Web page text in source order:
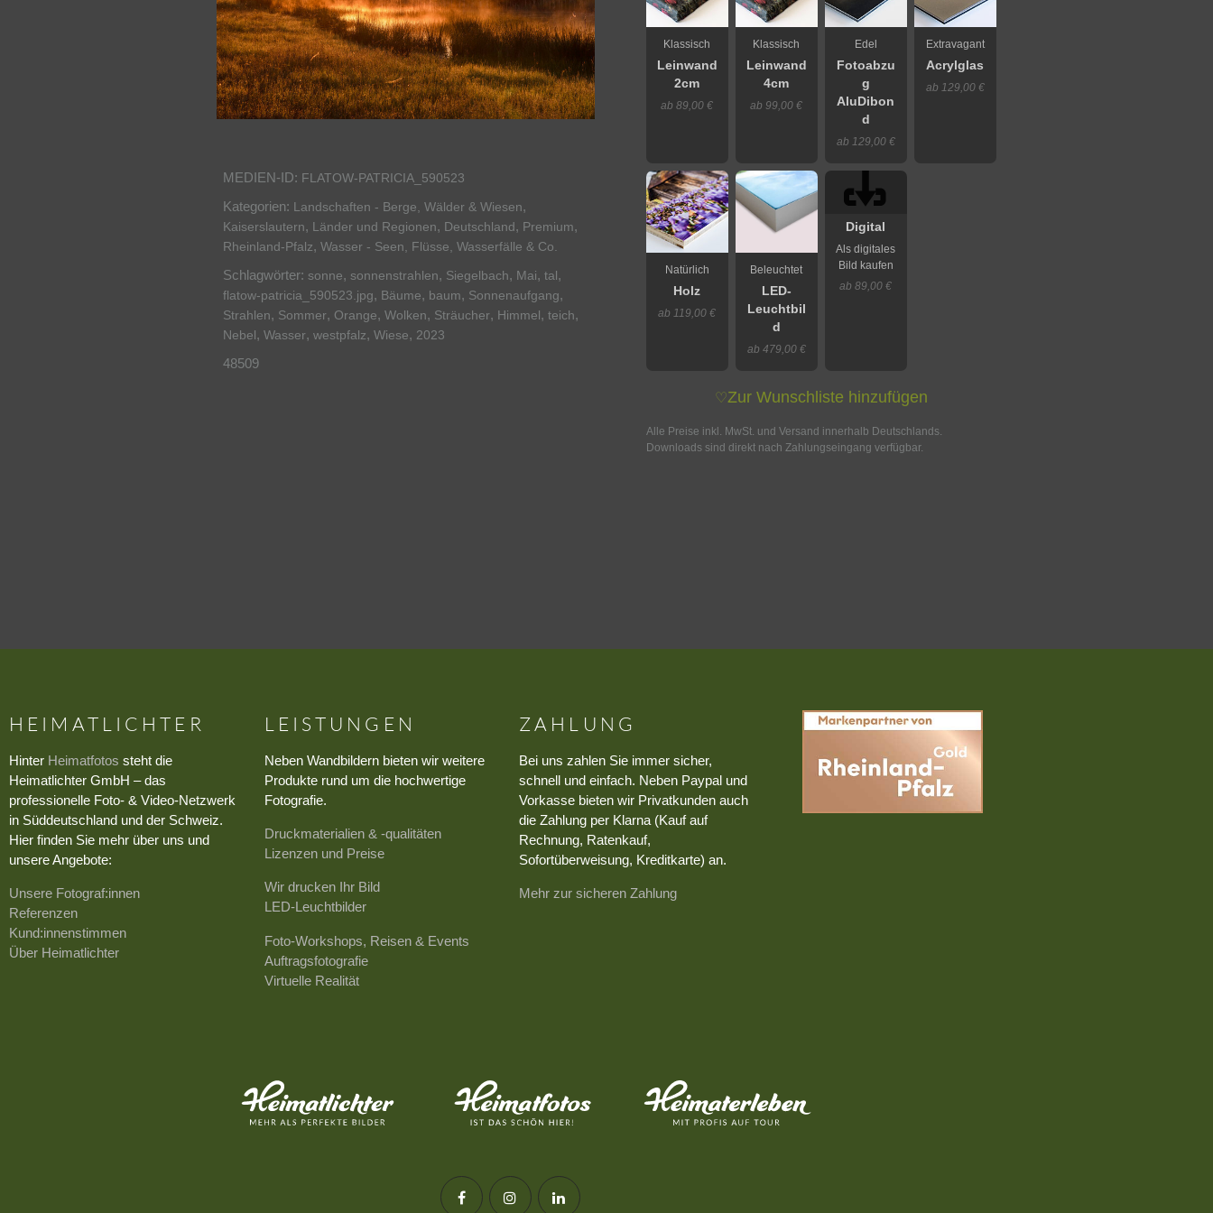
MEDIEN-ID: FLATOW-PATRICIA_590523
Kategorien: Landschaften - Berge, Wälder & Wiesen,
Kaiserslautern, Länder und Regionen, Deutschland, Premium,
Rheinland-Pfalz, Wasser - Seen, Flüsse, Wasserfälle & Co.
Schlagwörter: sonne, sonnenstrahlen, Siegelbach, Mai, tal,
flatow-patricia_590523.jpg, Bäume, baum, Sonnenaufgang,
Strahlen, Sommer, Orange, Wolken, Sträucher, Himmel, teich,
Nebel, Wasser, westpfalz, Wiese, 2023
48509
Klassisch
Leinwand
2cm
ab 89,00 €
Klassisch
Leinwand
4cm
ab 99,00 €
Edel
Fotoabzu
g
AluDibon
d
ab 129,00 €
Extravagant
Acrylglas
ab 129,00 €
Natürlich
Holz
ab 119,00 €
Beleuchtet
LED-
Leuchtbil
d
ab 479,00 €
Digital
Als digitales
Bild kaufen
ab 89,00 €
♡Zur Wunschliste hinzufügen
Alle Preise inkl. MwSt. und Versand innerhalb Deutschlands.
Downloads sind direkt nach Zahlungseingang verfügbar.
HEIMATLICHTER
Hinter Heimatfotos steht die
Heimatlichter GmbH – das
professionelle Foto- & Video-Netzwerk
in Süddeutschland und der Schweiz.
Hier finden Sie mehr über uns und
unsere Angebote:
Unsere Fotograf:innen
Referenzen
Kund:innenstimmen
Über Heimatlichter
LEISTUNGEN
Neben Wandbildern bieten wir weitere
Produkte rund um die hochwertige
Fotografie.
Druckmaterialien & -qualitäten
Lizenzen und Preise
Wir drucken Ihr Bild
LED-Leuchtbilder
Foto-Workshops, Reisen & Events
Auftragsfotografie
Virtuelle Realität
ZAHLUNG
Bei uns zahlen Sie immer sicher,
schnell und einfach. Neben Paypal und
Vorkasse bieten wir Privatkunden auch
die Zahlung per Klarna (Kauf auf
Rechnung, Ratenkauf,
Sofortüberweisung, Kreditkarte) an.
Mehr zur sicheren Zahlung